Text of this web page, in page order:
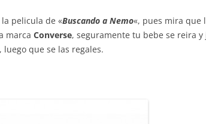
pelicula de «Buscando a Nemo«, pues mira que
marca Converse, seguramente tu bebe se reira y
, luego que se las regales.